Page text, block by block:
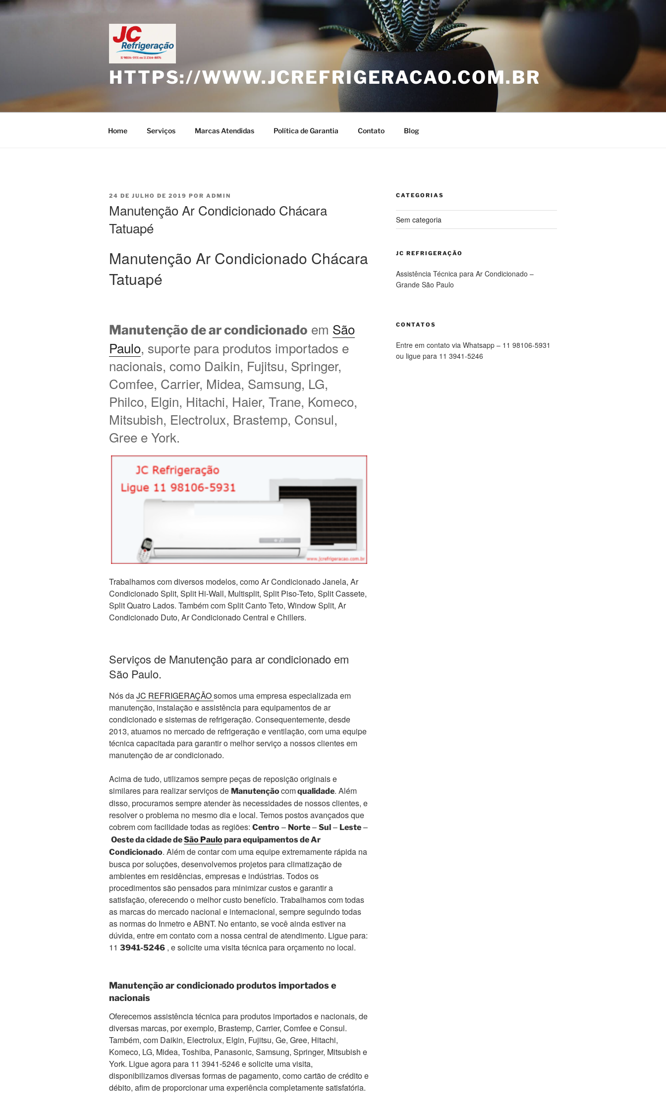
Pular
para
HTTPS://WWW.JCREFRIGERACAO.COM.BR
Home Serviços Marcas Atendidas Política de Garantia Contato Blog
PUBLICADO
24 DE JULHO DE 2019 POR ADMIN
Manutenção Ar Condicionado Chácara
Tatuapé
Manutenção Ar Condicionado Chácara
Tatuapé
Manutenção de ar condicionado em São
Paulo, suporte para produtos importados e
nacionais, como Daikin, Fujitsu, Springer,
Comfee, Carrier, Midea, Samsung, LG,
Philco, Elgin, Hitachi, Haier, Trane, Komeco,
Mitsubish, Electrolux, Brastemp, Consul,
Gree e York.
Trabalhamos com diversos modelos, como Ar Condicionado Janela, Ar
Condicionado Split, Split Hi-Wall, Multisplit, Split Piso-Teto, Split Cassete,
Split Quatro Lados. Também com Split Canto Teto, Window Split, Ar
Condicionado Duto, Ar Condicionado Central e Chillers.
Serviços de Manutenção para ar condicionado em
São Paulo.
Nós daJC REFRIGERAÇÃOsomos uma empresa especializada em
manutenção, instalação e assistência para equipamentos de ar
condicionado e sistemas de refrigeração. Consequentemente, desde
2013, atuamos no mercado de refrigeração e ventilação, com uma equipe
técnica capacitada para garantir o melhor serviço a nossos clientes em
manutenção de ar condicionado.
Acima de tudo, utilizamos sempre peças de reposição originais e
similares para realizar serviços de Manutençãocomqualidade. Além
disso, procuramos sempre atender às necessidades de nossos clientes, e
resolver o problema no mesmo dia e local. Temos postos avançados que
cobrem com facilidade todas as regiões: Centro – Norte – Sul – Leste –
Oeste da cidade deSão Paulopara equipamentos de Ar
Condicionado. Além de contar com uma equipe extremamente rápida na
busca por soluções, desenvolvemos projetos para climatização de
ambientes em residências, empresas e indústrias. Todos os
procedimentos são pensados para minimizar custos e garantir a
satisfação, oferecendo o melhor custo benefício. Trabalhamos com todas
as marcas do mercado nacional e internacional, sempre seguindo todas
as normas do Inmetro e ABNT. No entanto, se você ainda estiver na
dúvida, entre em contato com a nossa central de atendimento. Ligue para:
11 3941-5246 , e solicite uma visita técnica para orçamento no local.
Manutenção ar condicionado produtos importados e
nacionais
Oferecemos assistência técnica para produtos importados e nacionais, de
diversas marcas, por exemplo, Brastemp, Carrier, Comfee e Consul.
Também, com Daikin, Electrolux, Elgin, Fujitsu, Ge, Gree, Hitachi,
Komeco, LG, Midea, Toshiba, Panasonic, Samsung, Springer, Mitsubish e
York. Ligue agora para 11 3941-5246 e solicite uma visita,
disponibilizamos diversas formas de pagamento, como cartão de crédito e
débito, afim de proporcionar uma experiência completamente satisfatória.
CATEGORIAS
Sem categoria
JC REFRIGERAÇÃO
Assistência Técnica para Ar Condicionado –
Grande São Paulo
CONTATOS
Entre em contato via Whatsapp – 11 98106-5931
ou ligue para 11 3941-5246